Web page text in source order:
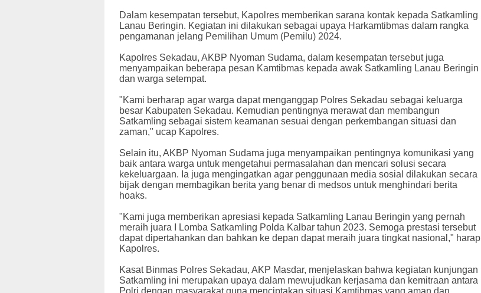
Dalam kesempatan tersebut, Kapolres memberikan sarana kontak kepada Satkamling
Lanau Beringin. Kegiatan ini dilakukan sebagai upaya Harkamtibmas dalam rangka
pengamanan jelang Pemilihan Umum (Pemilu) 2024.
Kapolres Sekadau, AKBP Nyoman Sudama, dalam kesempatan tersebut juga
menyampaikan beberapa pesan Kamtibmas kepada awak Satkamling Lanau Beringin
dan warga setempat.
"Kami berharap agar warga dapat menganggap Polres Sekadau sebagai keluarga
besar Kabupaten Sekadau. Kemudian pentingnya merawat dan membangun
Satkamling sebagai sistem keamanan sesuai dengan perkembangan situasi dan
zaman," ucap Kapolres.
Selain itu, AKBP Nyoman Sudama juga menyampaikan pentingnya komunikasi yang
baik antara warga untuk mengetahui permasalahan dan mencari solusi secara
kekeluargaan. Ia juga mengingatkan agar penggunaan media sosial dilakukan secara
bijak dengan membagikan berita yang benar di medsos untuk menghindari berita
hoaks.
"Kami juga memberikan apresiasi kepada Satkamling Lanau Beringin yang pernah
meraih juara I Lomba Satkamling Polda Kalbar tahun 2023. Semoga prestasi tersebut
dapat dipertahankan dan bahkan ke depan dapat meraih juara tingkat nasional," harap
Kapolres.
Kasat Binmas Polres Sekadau, AKP Masdar, menjelaskan bahwa kegiatan kunjungan
Satkamling ini merupakan upaya dalam mewujudkan kerjasama dan kemitraan antara